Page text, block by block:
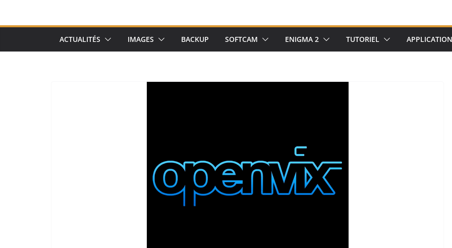
ACTUALITÉS IMAGES BACKUP SOFTCAM ENIGMA 2 TUTORIEL